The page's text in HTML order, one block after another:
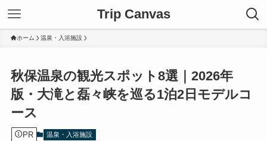
Trip Canvas
ホーム 温泉・入浴施設
秋保温泉の観光スポット8選｜2026年
版・大滝と磊々峡を巡る1泊2日モデルコ
ース
PR 温泉・入浴施設